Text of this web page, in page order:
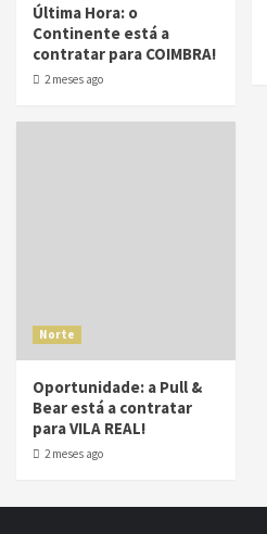
Última Hora: o
Continente está a
contratar para COIMBRA!
2 meses ago
Norte
Oportunidade: a Pull &
Bear está a contratar
para VILA REAL!
2 meses ago